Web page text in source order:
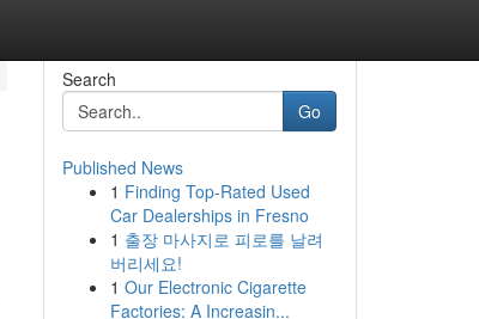
Search
Go
Published News
1 Finding Top-Rated Used
Car Dealerships in Fresno
1 출장 마사지로 피로를 날려
버리세요!
1 Our Electronic Cigarette
Factories: A Increasin...